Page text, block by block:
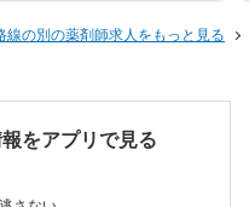
線の別の薬剤師求人をもっと見る
をアプリで見る